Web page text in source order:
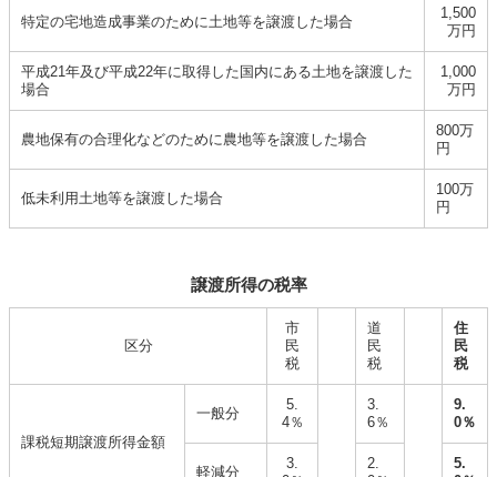
特定の宅地造成事業のために土地等を譲渡した場合
1,500
万円
平成21年及び平成22年に取得した国内にある土地を譲渡した
場合
1,000
万円
農地保有の合理化などのために農地等を譲渡した場合
800万
円
低未利用土地等を譲渡した場合
100万
円
譲渡所得の税率
区分
市
民
税
道
民
税
住
民
税
課税短期譲渡所得金額
一般分
5.
4％
3.
6％
9.
0％
軽減分
3.
2.
5.